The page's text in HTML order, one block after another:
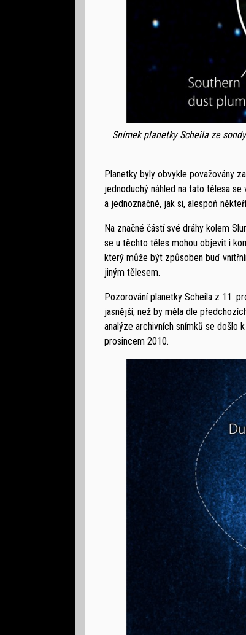
Snímek planetky Scheila ze
Planetky byly obvykle považovány
jednoduchý náhled na tato tělesa
a jednoznačné, jak si, alespoň
Na značné částí své dráhy kolem
se u těchto těles mohou objevit i
který může být způsoben buď
jiným tělesem.
Pozorování planetky Scheila z 11.
jasnější, než by měla dle
analýze archivních snímků se došlo
prosincem 2010.